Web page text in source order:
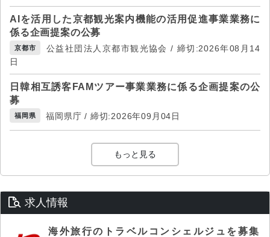
AIを活用した京都観光案内機能の活用促進事業業務に
係る企画提案の公募
京都市
公益社団法人京都市観光協会 / 締切:2026年08月14
日
日韓相互誘客FAMツアー事業業務に係る企画提案の公
募
福岡県 福岡県庁 / 締切:2026年09月04日
もっと見る
求人情報
海外旅行のトラベルコンシェルジュを募集